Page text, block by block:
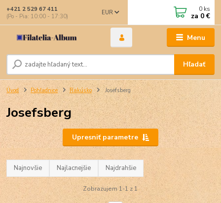
Menu
EUR
Hľadať
+421 2 529 67 411
(Po - Pia: 10:00 - 17:30)
0 ks
za 0 €
Úvod Pohľadnice Rakúsko Josefsberg
Josefsberg
Upresniť parametre
Najnovšie Najlacnejšie Najdrahšie
Zobrazujem 1-1 z 1